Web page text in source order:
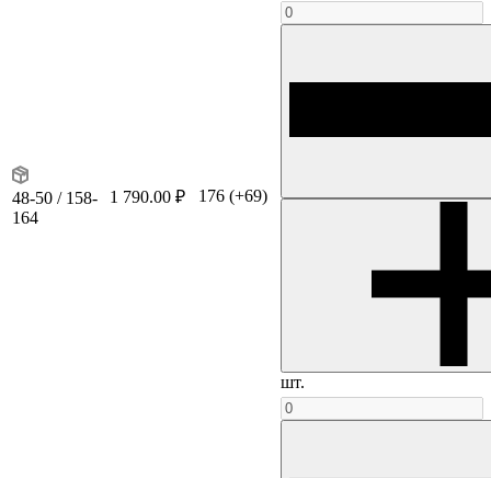
48-50 / 158-
164
1 790.00 ₽ 176 (+69)
шт.